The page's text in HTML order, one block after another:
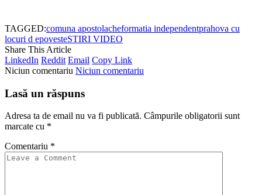
TAGGED:comuna apostolacheformatia independentprahova cu
locuri d epovesteSTIRI VIDEO
Share This Article
LinkedIn Reddit Email Copy Link
Niciun comentariu Niciun comentariu
Lasă un răspuns
Adresa ta de email nu va fi publicată. Câmpurile obligatorii sunt
marcate cu *
Comentariu *